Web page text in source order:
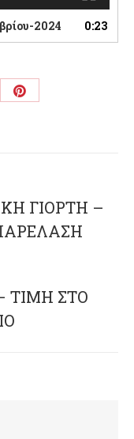
2024 0:23
Share
ΓΙΟΡΤΗ –
ΤΙΜΗ ΣΤΟ